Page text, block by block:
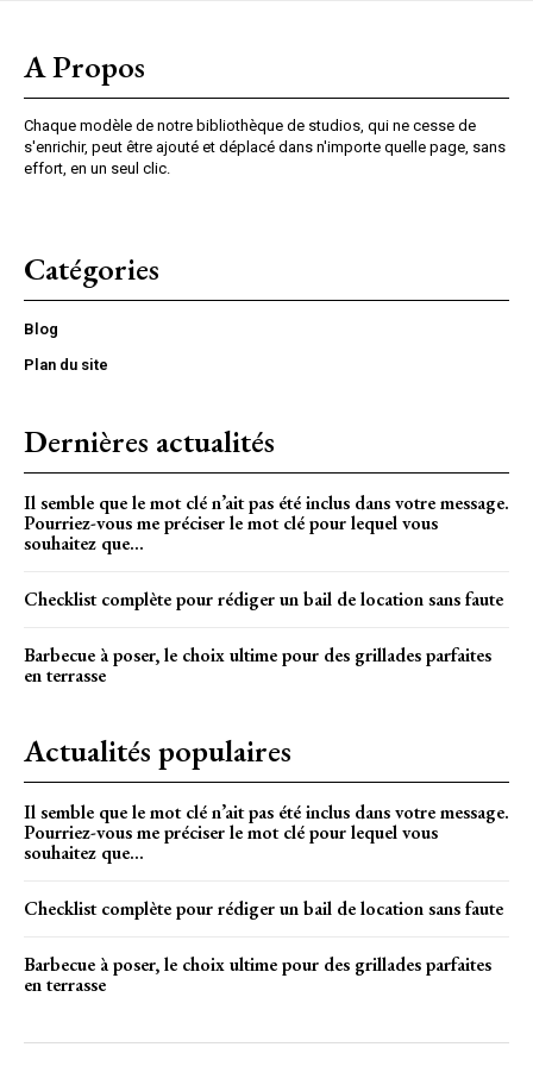
A Propos
Chaque modèle de notre bibliothèque de studios, qui ne cesse de
s'enrichir, peut être ajouté et déplacé dans n'importe quelle page, sans
effort, en un seul clic.
Catégories
Blog
Plan du site
Dernières actualités
Il semble que le mot clé n’ait pas été inclus dans votre message.
Pourriez-vous me préciser le mot clé pour lequel vous
souhaitez que...
Checklist complète pour rédiger un bail de location sans faute
Barbecue à poser, le choix ultime pour des grillades parfaites
en terrasse
Actualités populaires
Il semble que le mot clé n’ait pas été inclus dans votre message.
Pourriez-vous me préciser le mot clé pour lequel vous
souhaitez que...
Checklist complète pour rédiger un bail de location sans faute
Barbecue à poser, le choix ultime pour des grillades parfaites
en terrasse